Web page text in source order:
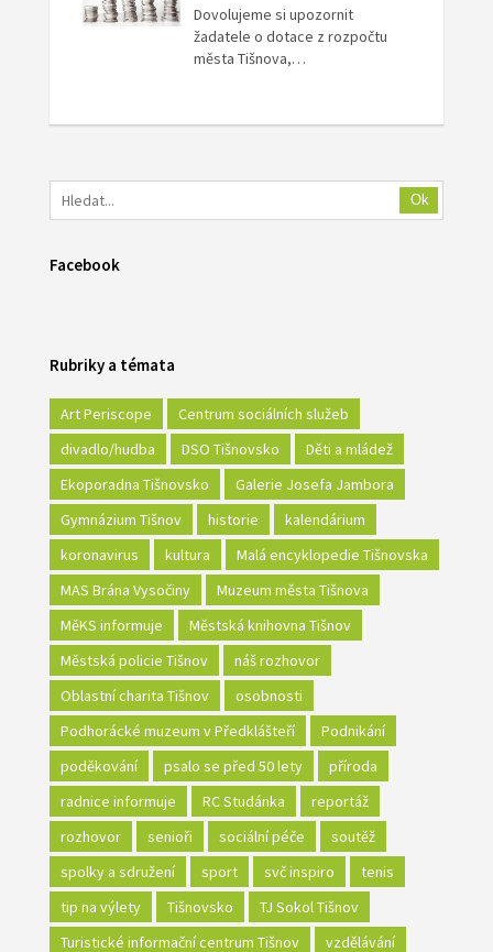
Dovolujeme si upozornit
žadatele o dotace z rozpočtu
města Tišnova,…
Ok
Facebook
Rubriky a témata
Art Periscope
Centrum sociálních služeb
divadlo/hudba
DSO Tišnovsko
Děti a mládež
Ekoporadna Tišnovsko
Galerie Josefa Jambora
Gymnázium Tišnov
historie
kalendárium
koronavirus
kultura
Malá encyklopedie Tišnovska
MAS Brána Vysočiny
Muzeum města Tišnova
MěKS informuje
Městská knihovna Tišnov
Městská policie Tišnov
náš rozhovor
Oblastní charita Tišnov
osobnosti
Podhorácké muzeum v Předklášteří
Podnikání
poděkování
psalo se před 50 lety
příroda
radnice informuje
RC Studánka
reportáž
rozhovor
senioři sociální péče
soutěž
spolky a sdružení
sport svč inspiro
tenis
tip na výlety
Tišnovsko
TJ Sokol Tišnov
Turistické informační centrum Tišnov
vzdělávání